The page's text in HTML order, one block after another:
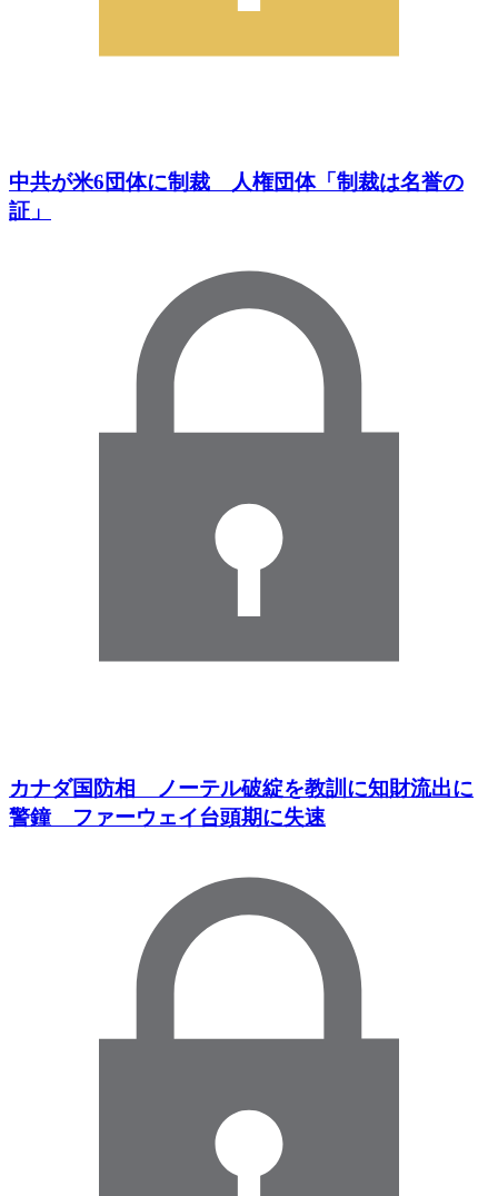
中共が米6団体に制裁 人権団体「制裁は名誉の
証」
カナダ国防相 ノーテル破綻を教訓に知財流出に
警鐘 ファーウェイ台頭期に失速